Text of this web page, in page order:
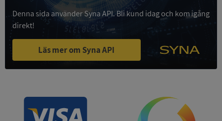
Denna sida använder Syna API. Bli kund idag och kom igång
direkt!
Läs mer om Syna API
ASP.NET_SessionId
Corporation